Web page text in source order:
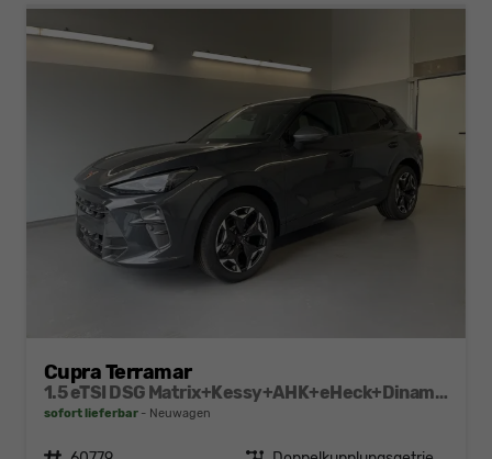
Cupra Terramar
1.5 eTSI DSG Matrix+Kessy+AHK+eHeck+Dinamica+CarPlay+eHeck+GV5
sofort lieferbar Neuwagen